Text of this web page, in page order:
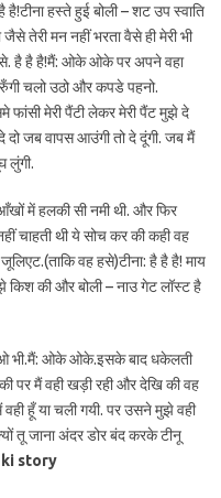
हस्ते हुई बोली – शट उप स्वाति
तेरी मन नहीं भरता वैसे ही मेरी भी
से. है है है!मैं: ओके ओके पर अपने वहा
चलो उठो और कपडे पहनो.
फांसी मेरी पैंटी लेकर मेरी पैंट मुझे दे
दो जब वापस आउंगी तो दे दूंगी. जब मैं
लुंगी.
में हलकी सी नमी थी. और फिर
चाहती थी ये सोच कर की कही वह
वह हसे)टीना: है है है! माय
की और बोली – नाउ गेट लॉस्ट है
भी.मैं: ओके ओके.इसके बाद धकेलती
पर मैं वही खड़ी रही और देखि की वह
हूँ या चली गयी. पर उसने मुझे वही
तू जाना अंदर डोर बंद करके टीनू
ki story